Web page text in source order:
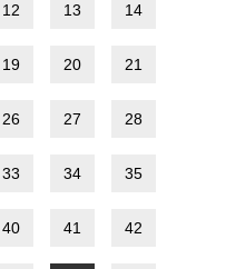
12 13 14
19 20 21
26 27 28
33 34 35
40 41 42